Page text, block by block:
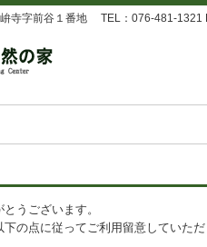
寺字前谷１番地 TEL：076-481-1321
うございます。
の点に従ってご利用留意していた